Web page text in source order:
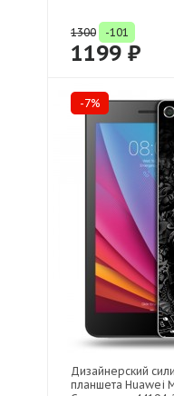
1300 -101
1199 ₽
-7%
Дизайнерский
планшета Huawei